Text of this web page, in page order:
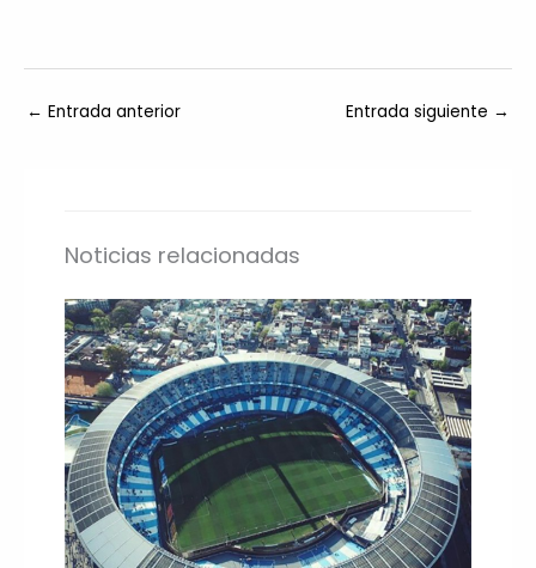
← Entrada anterior Entrada siguiente →
Noticias relacionadas